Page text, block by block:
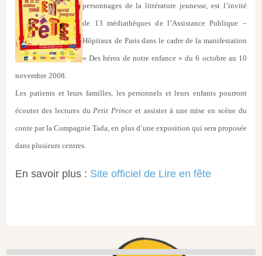
personnages de la littérature jeunesse, est l’invité
de 13 médiathèques de l’Assistance Publique –
Hôpitaux de Paris dans le cadre de la manifestation
« Des héros de notre enfance » du 6 octobre au 10
novembre 2008.
Les patients et leurs familles, les personnels et leurs enfants pourront
écouter des lectures duPetit Prince et assister à une mise en scène du
conte par la Compagnie Tada, en plus d’une exposition qui sera proposée
dans plusieurs centres.
En savoir plus : Site officiel de Lire en fête